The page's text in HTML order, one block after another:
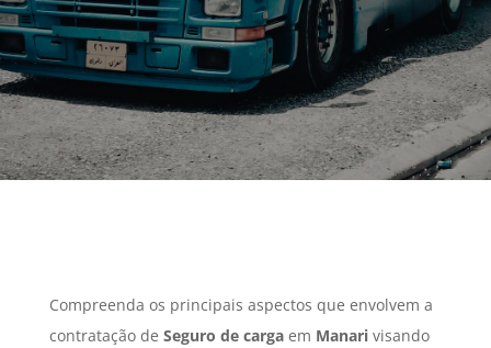
Compreenda os principais aspectos que envolvem a
contratação de Seguro de cargaem Manarivisando